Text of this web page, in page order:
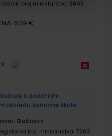
broj ministarstva: 6845
6,09 €
kulture s dodatnim
razredu osnovne škole
Blažinović
broj ministarstva: 7063